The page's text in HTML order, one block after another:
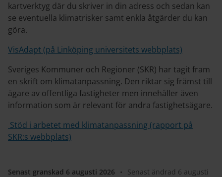
kartverktyg där du skriver in din adress och sedan kan
se eventuella klimatrisker samt enkla åtgärder du kan
göra.
VisAdapt (på Linköping universitets webbplats)
Sveriges Kommuner och Regioner (SKR) har tagit fram
en skrift om klimatanpassning. Den riktar sig främst till
ägare av offentliga fastigheter men innehåller även
information som är relevant för andra fastighetsägare.
Stöd i arbetet med klimatanpassning (rapport på
SKR:s webbplats)
Senast granskad 6 augusti 2026 •
Senast ändrad 6 augusti